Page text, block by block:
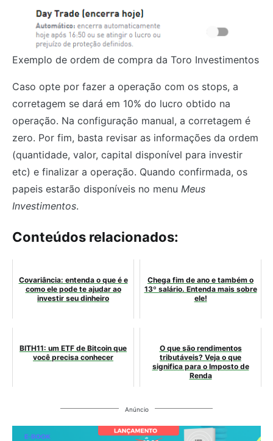
Exemplo de ordem de compra da Toro Investimentos
Caso opte por fazer a operação com os stops, a
corretagem se dará em 10% do lucro obtido na
operação. Na configuração manual, a corretagem é
zero. Por fim, basta revisar as informações da ordem
(quantidade, valor, capital disponível para investir
etc) e finalizar a operação. Quando confirmada, os
papeis estarão disponíveis no menu Meus
Investimentos.
Conteúdos relacionados:
Covariância: entenda o que é e
como ele pode te ajudar ao
investir seu dinheiro
Chega fim de ano e também o
13º salário. Entenda mais sobre
ele!
BITH11: um ETF de Bitcoin que
você precisa conhecer
O que são rendimentos
tributáveis? Veja o que
significa para o Imposto de
Renda
Anúncio